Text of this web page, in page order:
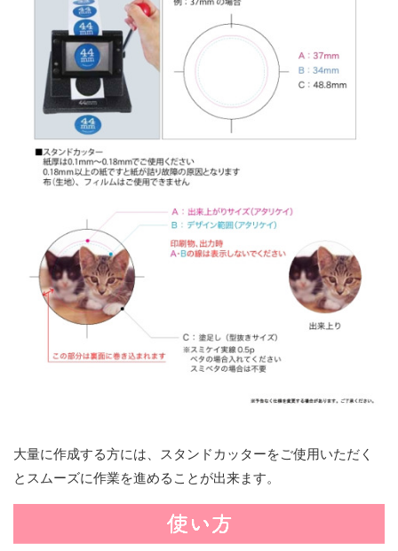
大量に作成する方には、スタンドカッターをご使用いただく
とスムーズに作業を進めることが出来ます。